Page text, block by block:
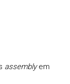
assemblyem